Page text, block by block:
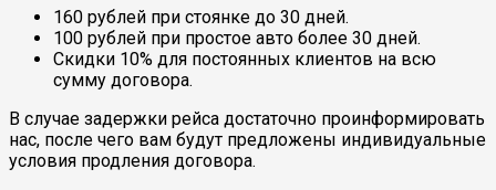
160 рублей при стоянке до 30 дней.
100 рублей при простое авто более 30 дней.
Скидки 10% для постоянных клиентов на всю
сумму договора.
В случае задержки рейса достаточно проинформировать
нас, после чего вам будут предложены индивидуальные
условия продления договора.